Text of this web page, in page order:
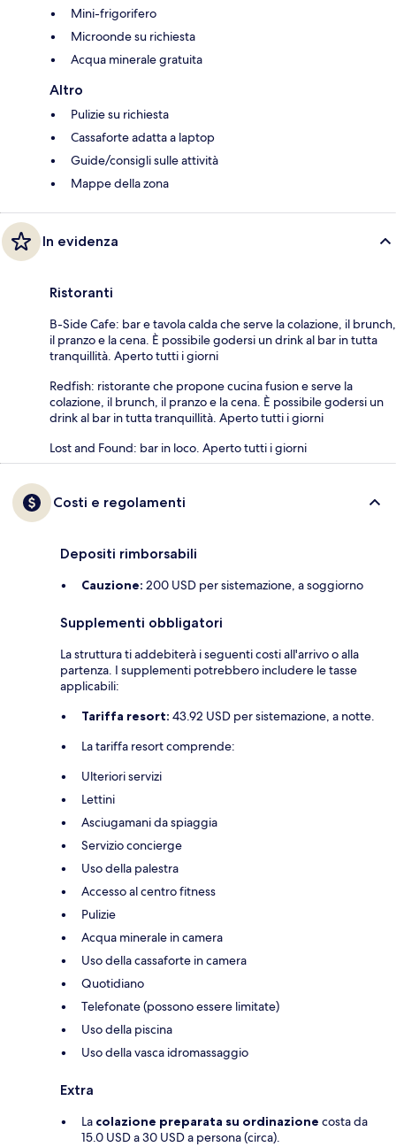
Mini-frigorifero
Microonde su richiesta
Acqua minerale gratuita
Altro
Pulizie su richiesta
Cassaforte adatta a laptop
Guide/consigli sulle attività
Mappe della zona
In evidenza
Ristoranti
B-Side Cafe: bar e tavola calda che serve la colazione, il brunch,
il pranzo e la cena. È possibile godersi un drink al bar in tutta
tranquillità. Aperto tutti i giorni
Redfish: ristorante che propone cucina fusion e serve la
colazione, il brunch, il pranzo e la cena. È possibile godersi un
drink al bar in tutta tranquillità. Aperto tutti i giorni
Lost and Found: bar in loco. Aperto tutti i giorni
Costi e regolamenti
Depositi rimborsabili
Cauzione: 200 USD per sistemazione, a soggiorno
Supplementi obbligatori
La struttura ti addebiterà i seguenti costi all'arrivo o alla
partenza. I supplementi potrebbero includere le tasse
applicabili:
Tariffa resort: 43.92 USD per sistemazione, a notte.
La tariffa resort comprende:
Ulteriori servizi
Lettini
Asciugamani da spiaggia
Servizio concierge
Uso della palestra
Accesso al centro fitness
Pulizie
Acqua minerale in camera
Uso della cassaforte in camera
Quotidiano
Telefonate (possono essere limitate)
Uso della piscina
Uso della vasca idromassaggio
Extra
La colazione preparata su ordinazione costa da
15.0 USD a 30 USD a persona (circa).